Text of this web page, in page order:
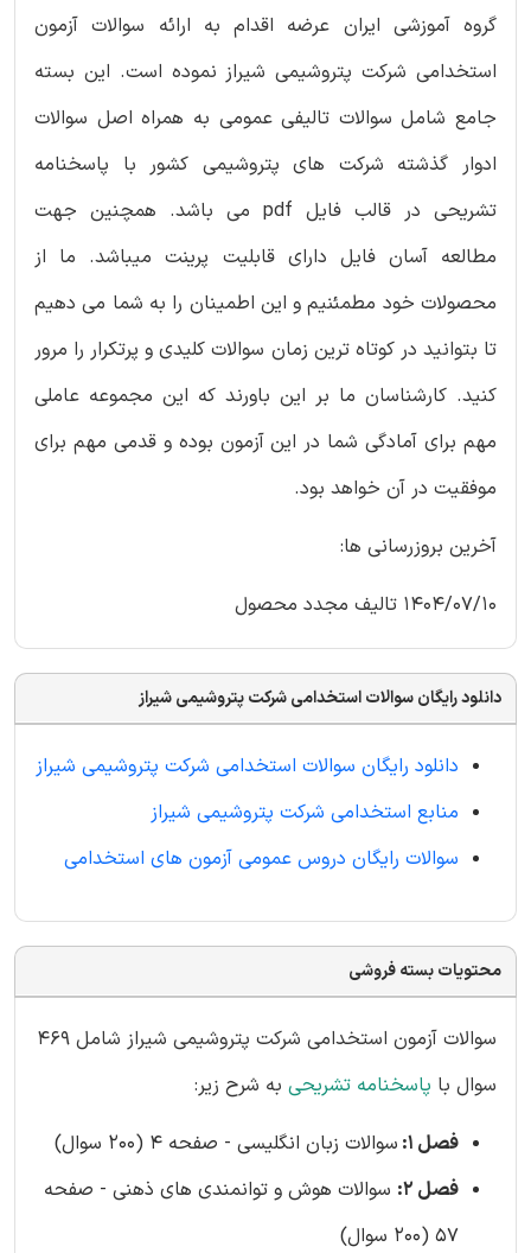
گروه آموزشی ایران عرضه اقدام به ارائه سوالات آزمون
استخدامی شرکت پتروشیمی شیراز نموده است. این بسته
جامع شامل سوالات تالیفی عمومی به همراه اصل سوالات
ادوار گذشته شرکت های پتروشیمی کشور با پاسخنامه
تشریحی در قالب فایل pdf می باشد. همچنین جهت
مطالعه آسان فایل دارای قابلیت پرینت میباشد. ما از
محصولات خود مطمئنیم و این اطمینان را به شما می دهیم
تا بتوانید در کوتاه ترین زمان سوالات کلیدی و پرتکرار را مرور
کنید. کارشناسان ما بر این باورند که این مجموعه عاملی
مهم برای آمادگی شما در این آزمون بوده و قدمی مهم برای
موفقیت در آن خواهد بود.
آخرین بروزرسانی ها:
1404/07/10 تالیف مجدد محصول
دانلود رایگان سوالات استخدامی شرکت پتروشیمی شیراز
دانلود رایگان سوالات استخدامی شرکت پتروشیمی شیراز
منابع استخدامی شرکت پتروشیمی شیراز
سوالات رایگان دروس عمومی آزمون های استخدامی
محتویات بسته فروشی
سوالات آزمون استخدامی شرکت پتروشیمی شیراز شامل 469
سوال با پاسخنامه تشریحی به شرح زیر:
فصل 1:
سوالات زبان انگلیسی - صفحه 4 (200 سوال)
فصل 2:
سوالات هوش و توانمندی های ذهنی - صفحه
57 (200 سوال)